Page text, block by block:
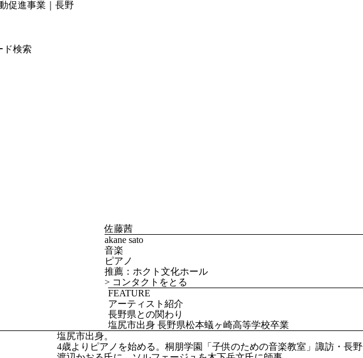
佐藤茜
akane sato
音楽
ピアノ
推薦：ホクト文化ホール
> コンタクトをとる
FEATURE
アーティスト紹介
長野県との関わり
塩尻市出身 長野県松本蟻ヶ崎高等学校卒業
塩尻市出身。
4歳よりピアノを始める。桐朋学園「子供のための音楽教室」諏訪・長